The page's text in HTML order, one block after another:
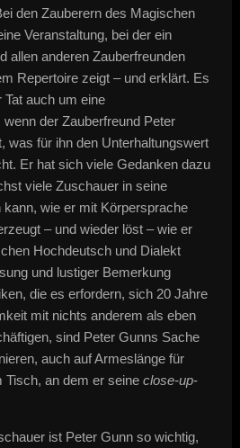
den Zauberern des Magischen
Veranstaltung, bei der ein
allen anderen Zauberfreunden
Repertoire zeigt – und erklärt. Es
Tat auch um eine
der Zauberfreund Peter
was für ihn den Unterhaltungswert
Er hat sich viele Gedanken dazu
viele Zuschauer in seine
wie er mit Körpersprache
– und wieder löst – wie er
Hochdeutsch und Dialekt
und lustiger Bemerkung
die es erfordern, sich 20 Jahre
mit nichts anderem als eben
sind Peter Gunns Sache
auch auf Armeslänge für
Tisch, an dem er seine close-up-
ist Peter Gunn so wichtig,